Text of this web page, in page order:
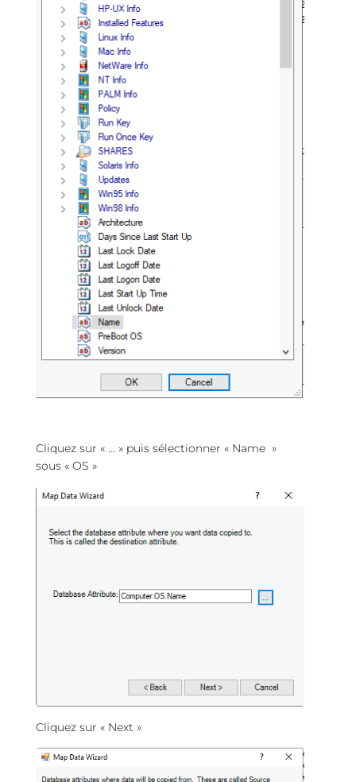
Cliquez sur « … » puis sélectionner « Name »
sous « OS »
Cliquez sur « Next »